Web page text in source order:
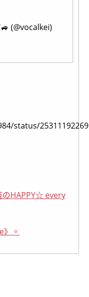
(@vocalkei)
status/
のHAPPY☆ every
。